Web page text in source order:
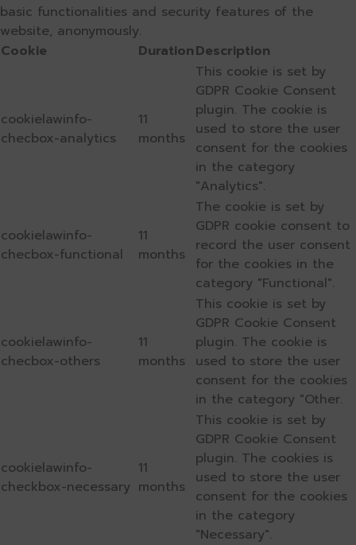
basic functionalities and security features of the
website, anonymously.
Cookie
DurationDescription
cookielawinfo-
checbox-analytics
11
months
This cookie is set by
GDPR Cookie Consent
plugin. The cookie is
used to store the user
consent for the cookies
in the category
"Analytics".
cookielawinfo-
checbox-functional
11
months
The cookie is set by
GDPR cookie consent to
record the user consent
for the cookies in the
category "Functional".
cookielawinfo-
checbox-others
11
months
This cookie is set by
GDPR Cookie Consent
plugin. The cookie is
used to store the user
consent for the cookies
in the category "Other.
cookielawinfo-
checkbox-necessary
11
months
This cookie is set by
GDPR Cookie Consent
plugin. The cookies is
used to store the user
consent for the cookies
in the category
"Necessary".